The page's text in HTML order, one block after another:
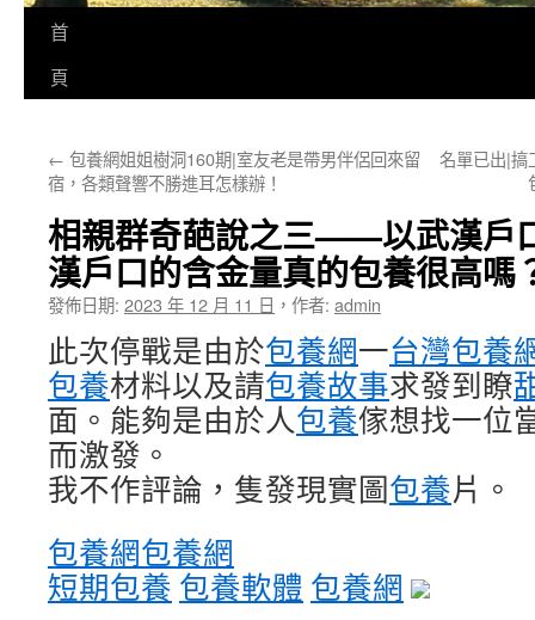
首
頁
← 包養網姐姐樹洞160期|室友老是帶男伴侶回來留
宿，各類聲響不勝進耳怎樣辦！
名單已出|搞
相親群奇葩說之三——以武漢戶
漢戶口的含金量真的包養很高嗎
發佈日期: 2023 年 12 月 11 日 ， 作者: admin
此次停戰是由於包養網一台灣包養
包養材料以及請包養故事求發到瞭
面。能夠是由於人包養傢想找一位
而激發。
我不作評論，隻發現實圖包養片。
包養網包養網
短期包養 包養軟體 包養網